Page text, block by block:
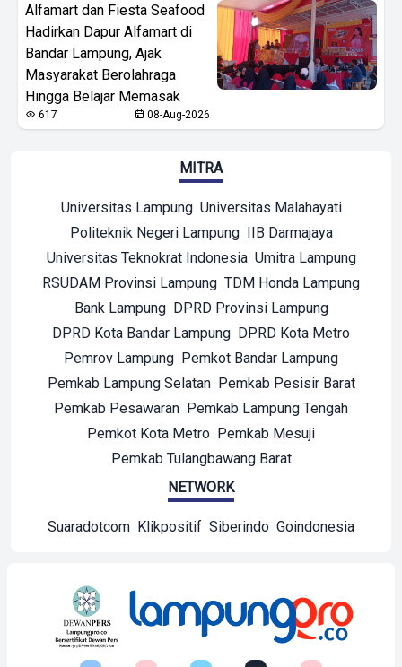
Alfamart dan Fiesta Seafood
Hadirkan Dapur Alfamart di
Bandar Lampung, Ajak
Masyarakat Berolahraga
Hingga Belajar Memasak
617 08-Aug-2026
MITRA
Universitas Lampung Universitas Malahayati
Politeknik Negeri Lampung IIB Darmajaya
Universitas Teknokrat Indonesia Umitra Lampung
RSUDAM Provinsi Lampung TDM Honda Lampung
Bank Lampung DPRD Provinsi Lampung
DPRD Kota Bandar Lampung DPRD Kota Metro
Pemrov Lampung Pemkot Bandar Lampung
Pemkab Lampung Selatan Pemkab Pesisir Barat
Pemkab Pesawaran Pemkab Lampung Tengah
Pemkot Kota Metro Pemkab Mesuji
Pemkab Tulangbawang Barat
NETWORK
Suaradotcom Klikpositif Siberindo Goindonesia